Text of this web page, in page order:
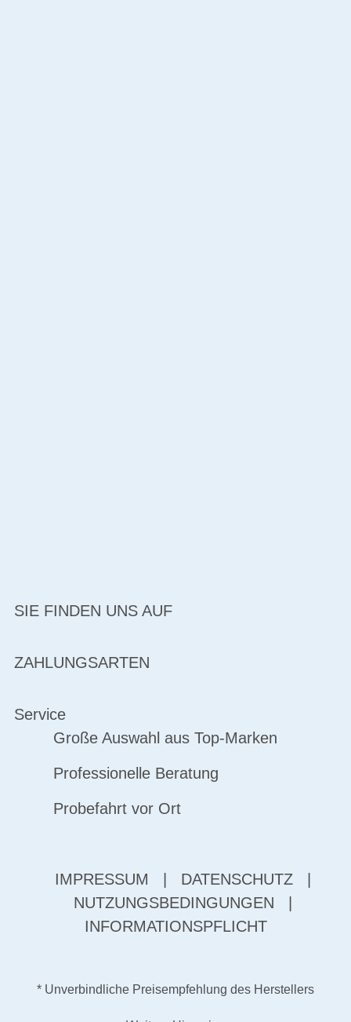
SIE FINDEN UNS AUF
ZAHLUNGSARTEN
Service
Große Auswahl aus Top-Marken
Professionelle Beratung
Probefahrt vor Ort
IMPRESSUM DATENSCHUTZ
NUTZUNGSBEDINGUNGEN
INFORMATIONSPFLICHT
* Unverbindliche Preisempfehlung des Herstellers